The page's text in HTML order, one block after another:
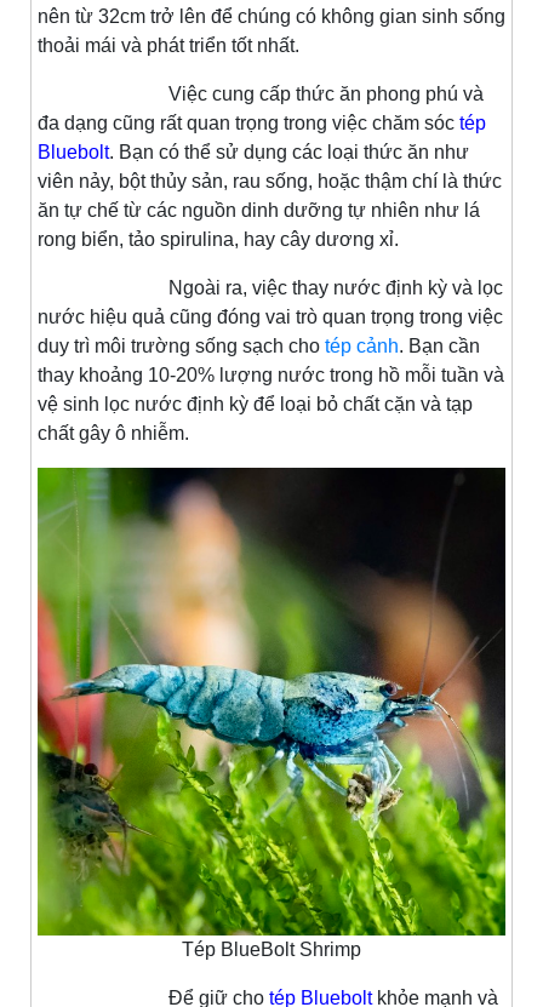
nên từ 32cm trở lên để chúng có không gian sinh sống
thoải mái và phát triển tốt nhất.
Việc cung cấp thức ăn phong phú và
đa dạng cũng rất quan trọng trong việc chăm sóc tép
Bluebolt. Bạn có thể sử dụng các loại thức ăn như
viên nảy, bột thủy sản, rau sống, hoặc thậm chí là thức
ăn tự chế từ các nguồn dinh dưỡng tự nhiên như lá
rong biển, tảo spirulina, hay cây dương xỉ.
Ngoài ra, việc thay nước định kỳ và lọc
nước hiệu quả cũng đóng vai trò quan trọng trong việc
duy trì môi trường sống sạch cho tép cảnh. Bạn cần
thay khoảng 10-20% lượng nước trong hồ mỗi tuần và
vệ sinh lọc nước định kỳ để loại bỏ chất cặn và tạp
chất gây ô nhiễm.
Tép BlueBolt Shrimp
Để giữ cho tép Blueboltkhỏe mạnh và